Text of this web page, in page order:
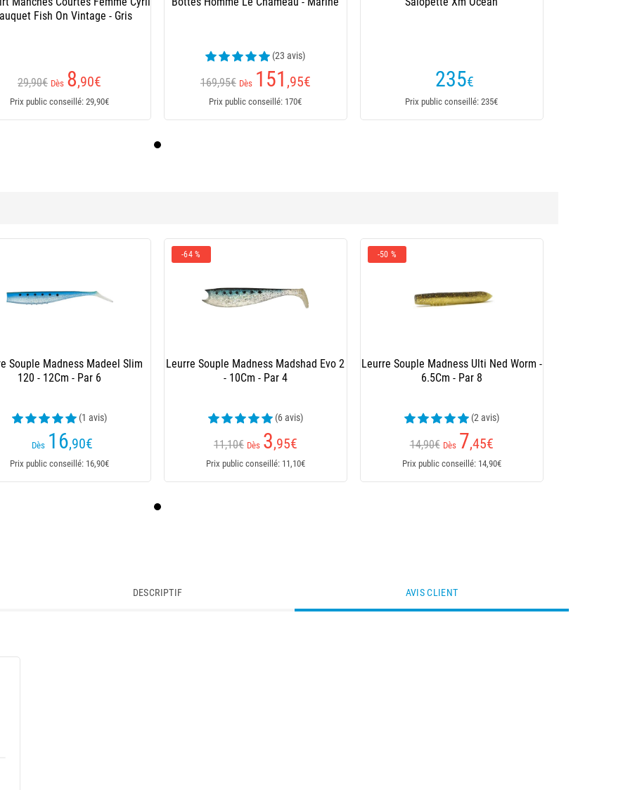
Fish On Vintage - Gris
29,90€ Dès 8,90€
Prix public conseillé: 29,90€
(23 avis)
169,95€ Dès 151 ,95€
Prix public conseillé: 170€
235€
Prix public conseillé: 235€
Souple Madness Madeel Slim
120 - 12Cm - Par 6
(1 avis)
Dès 16,90€
Prix public conseillé: 16,90€
-64 %
Leurre Souple Madness Madshad Evo 2
- 10Cm - Par 4
(6 avis)
11,10€ Dès 3,95€
Prix public conseillé: 11,10€
-50 %
Leurre Souple Madness Ulti Ned Worm -
6.5Cm - Par 8
(2 avis)
14,90€ Dès 7,45€
Prix public conseillé: 14,90€
DESCRIPTIF AVIS CLIENT